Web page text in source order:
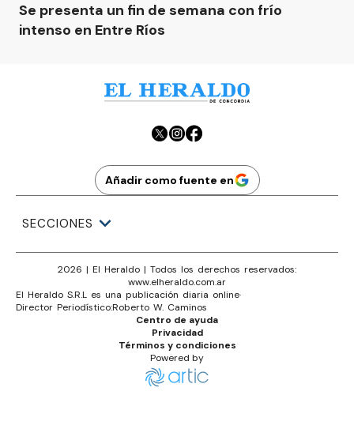
Se presenta un fin de semana con frío
intenso en Entre Ríos
Añadir como fuente en
SECCIONES
2026 | El Heraldo | Todos los derechos reservados:
www.elheraldo.com.ar
El Heraldo S.R.L es una publicación diaria online·
Director Periodístico:Roberto W. Caminos
Términos y condiciones
Privacidad
Centro de ayuda
Powered by